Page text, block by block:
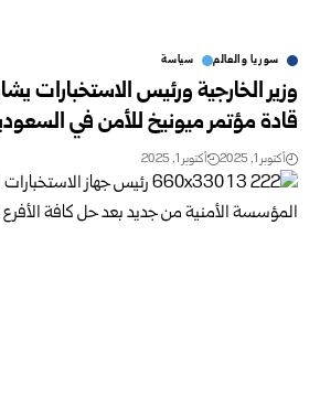
سوريا والعالم سياسة
وزير الخارجية ورئيس الاستخبارات
قادة مؤتمر ميونيخ للأمن في
أكتوبر 1, 2025 أكتوبر 1, 2025